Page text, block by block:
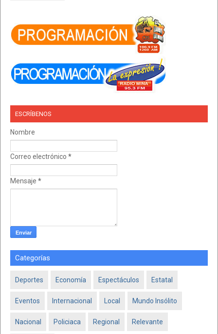
ESCRÍBENOS
Nombre
Correo electrónico *
Mensaje *
Categorías
Deportes Economía Espectáculos Estatal
Eventos Internacional Local Mundo Insólito
Nacional Policiaca Regional Relevante